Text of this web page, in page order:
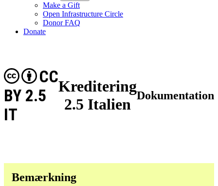
Make a Gift
Open Infrastructure Circle
Donor FAQ
Donate
Kreditering
2.5 Italien
CC
BY 2.5
IT
Dokumentation
Bemærkning